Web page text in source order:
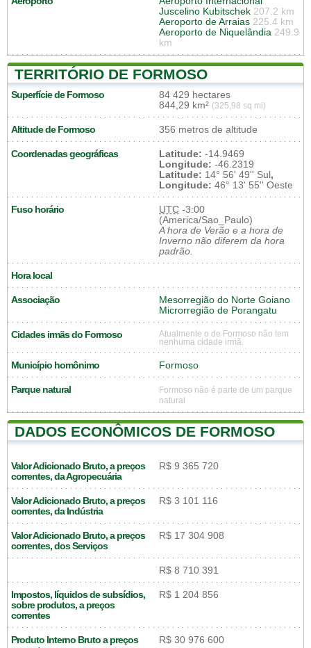
Juscelino Kubitschek 207.2 km
Aeroporto de Arraias 225.4 km
Aeroporto de Niquelândia 249.9
km
TERRITÓRIO DE FORMOSO
Superfície de Formoso
84 429 hectares
844,29 km² (325,98 sq mi)
Altitude de Formoso 356 metros de altitude
Coordenadas geográficas Latitude: -14.9469
Longitude: -46.2319
Latitude: 14° 56' 49'' Sul,
Longitude: 46° 13' 55'' Oeste
Fuso horário UTC -3:00
(America/Sao_Paulo)
A hora de Verão e a hora de
Inverno não diferem da hora
padrão.
Hora local
Associação
Mesorregião do Norte Goiano
Microrregião de Porangatu
Cidades irmãs do Formoso
Atualmente o de Formoso não tem
nenhuma cidade irmã.
Município homônimo Formoso
Parque natural
Formoso não é parte de um parque
natural
DADOS ECONÔMICOS DE FORMOSO
Valor Adicionado Bruto, a preços
correntes, da Agropecuária
R$ 9 365 720
Valor Adicionado Bruto, a preços
correntes, da Indústria
R$ 3 101 116
Valor Adicionado Bruto, a preços
correntes, dos Serviços
R$ 17 304 908
R$ 8 710 391
Impostos, líquidos de subsídios,
sobre produtos, a preços
correntes
R$ 1 204 856
Produto Interno Bruto a preços
R$ 30 976 600